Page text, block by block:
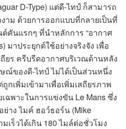
D-Type) แต่ดี-ไทป์ ก็สามารถ
าม ด้วยการออกแบบที่กลายเป็นที่
คันแรกๆ ที่นำหลักการ “อากาศ
มาประยุกต์ใช้อย่างจริงจัง เพื่อ
ยร ครีบรีดอากาศบริเวณด้านหลัง
ณ์ของดี-ไทป์ ไม่ได้เป็นส่วนหนึ่ง
กเพิ่มเข้ามาเพื่อเพิ่มเสถียรภาพ
ฉพาะในการแข่งขัน Le Mans ซึ่ง
าง ไมค์ ฮอว์ธอร์น (Mike
เร็วได้เกิน 180 ไมล์ต่อชั่วโมง